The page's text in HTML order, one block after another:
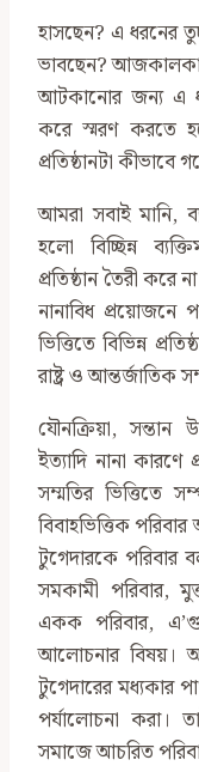
হাসছেন? এ ধরনের
ভাবছেন? আজকালকার
আটকানোর জন্য এ
করে স্মরণ করতে
প্রতিষ্ঠানটা কীভাবে
আমরা সবাই মানি,
হলো বিচ্ছিন্ন
প্রতিষ্ঠান তৈরী করে
নানাবিধ প্রয়োজনে
ভিত্তিতে বিভিন্ন
রাষ্ট্র ও আন্তর্জাতিক
যৌনক্রিয়া, সন্তান
ইত্যাদি নানা
সম্মতির ভিত্তিতে
বিবাহভিত্তিক
টুগেদারকে পরিবার
সমকামী পরিবার,
একক পরিবার,
আলোচনার বিষয়।
টুগেদারের মধ্যকার
পর্যালোচনা করা।
সমাজে আচরিত